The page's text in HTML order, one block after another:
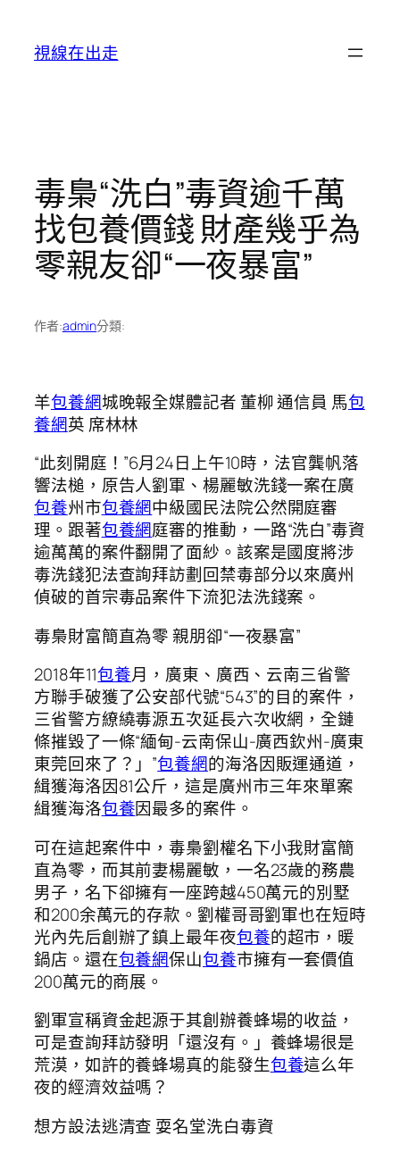
視線在出走
毒梟“洗白”毒資逾千萬
找包養價錢 財產幾乎為
零親友卻“一夜暴富”
作者:admin分類:
羊包養網城晚報全媒體記者 董柳 通信員 馬包
養網英 席林林
“此刻開庭！”6月24日上午10時，法官龔帆落
響法槌，原告人劉軍、楊麗敏洗錢一案在廣
包養州市包養網中級國民法院公然開庭審
理。跟著包養網庭審的推動，一路“洗白”毒資
逾萬萬的案件翻開了面紗。該案是國度將涉
毒洗錢犯法查詢拜訪劃回禁毒部分以來廣州
偵破的首宗毒品案件下流犯法洗錢案。
毒梟財富簡直為零 親朋卻“一夜暴富”
2018年11包養月，廣東、廣西、云南三省警
方聯手破獲了公安部代號“543”的目的案件，
三省警方繚繞毒源五次延長六次收網，全鏈
條摧毀了一條“緬甸-云南保山-廣西欽州-廣東
東莞回來了？」”包養網的海洛因販運通道，
緝獲海洛因81公斤，這是廣州市三年來單案
緝獲海洛包養因最多的案件。
可在這起案件中，毒梟劉權名下小我財富簡
直為零，而其前妻楊麗敏，一名23歲的務農
男子，名下卻擁有一座跨越450萬元的別墅
和200余萬元的存款。劉權哥哥劉軍也在短時
光內先后創辦了鎮上最年夜包養的超市，暖
鍋店。還在包養網保山包養市擁有一套價值
200萬元的商展。
劉軍宣稱資金起源于其創辦養蜂場的收益，
可是查詢拜訪發明「還沒有。」養蜂場很是
荒漠，如許的養蜂場真的能發生包養這么年
夜的經濟效益嗎？
想方設法逃清查 耍名堂洗白毒資